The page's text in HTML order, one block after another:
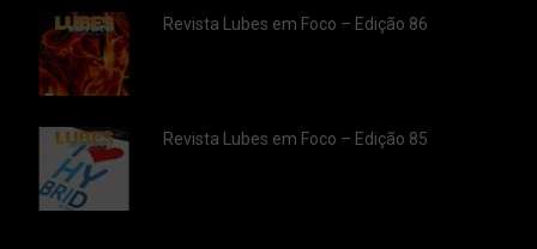
Revista Lubes em Foco – Edição 86
Revista Lubes em Foco – Edição 85